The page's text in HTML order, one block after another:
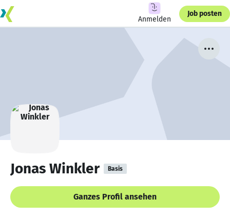
Anmelden
Job posten
Jonas Winkler Basis
Ganzes Profil ansehen